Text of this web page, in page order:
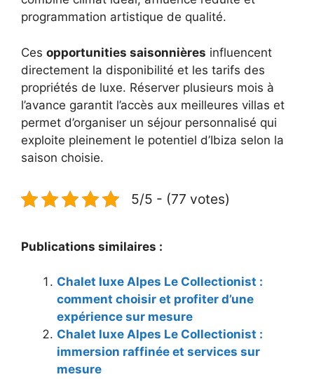
programmation artistique de qualité.
Ces opportunities saisonnières influencent
directement la disponibilité et les tarifs des
propriétés de luxe. Réserver plusieurs mois à
l’avance garantit l’accès aux meilleures villas et
permet d’organiser un séjour personnalisé qui
exploite pleinement le potentiel d’Ibiza selon la
saison choisie.
5/5 - (77 votes)
Publications similaires :
Chalet luxe Alpes Le Collectionist :
comment choisir et profiter d’une
expérience sur mesure
Chalet luxe Alpes Le Collectionist :
immersion raffinée et services sur
mesure